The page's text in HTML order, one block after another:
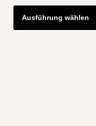
Ausführung wählen